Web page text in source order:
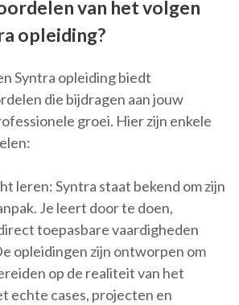
van het volgen
opleiding?
Syntra opleiding biedt
die bijdragen aan jouw
groei. Hier zijn enkele
leren: Syntra staat bekend om zijn
Je leert door te doen,
toepasbare vaardigheden
opleidingen zijn ontworpen om
op de realiteit van het
echte cases, projecten en